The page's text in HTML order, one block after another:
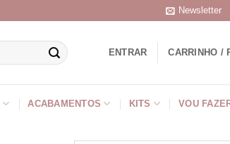
Newsletter
ENTRAR CARRINHO /
ACABAMENTOS KITS VOU